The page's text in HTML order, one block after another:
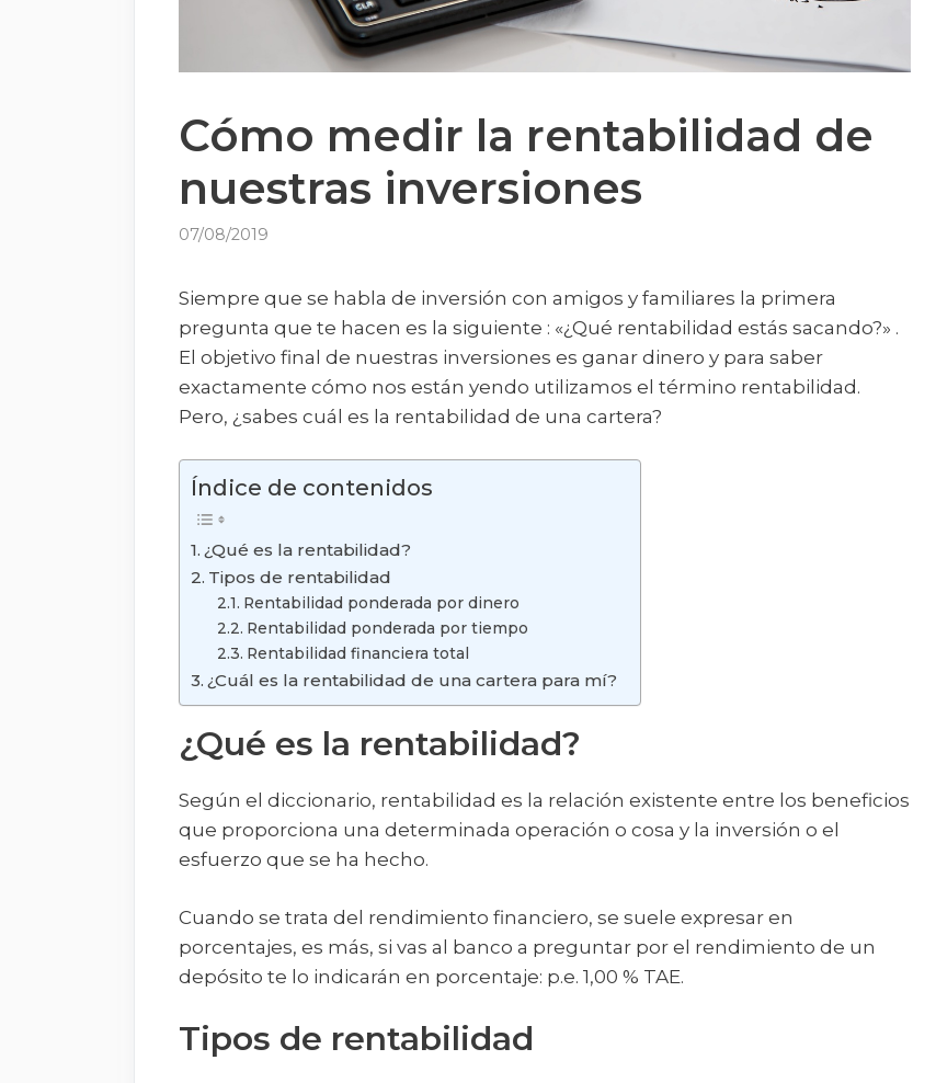
Cómo medir la rentabilidad de
nuestras inversiones
07/08/2019
Siempre que se habla de inversión con amigos y familiares la primera
pregunta que te hacen es la siguiente : «¿Qué rentabilidad estás sacando?» .
El objetivo final de nuestras inversiones es ganar dinero y para saber
exactamente cómo nos están yendo utilizamos el término rentabilidad.
Pero, ¿sabes cuál es la rentabilidad de una cartera?
Índice de contenidos
¿Qué es la rentabilidad?
Tipos de rentabilidad
Rentabilidad ponderada por dinero
Rentabilidad ponderada por tiempo
Rentabilidad financiera total
¿Cuál es la rentabilidad de una cartera para mí?
¿Qué es la rentabilidad?
Según el diccionario, rentabilidad es la relación existente entre los beneficios
que proporciona una determinada operación o cosa y la inversión o el
esfuerzo que se ha hecho.
Cuando se trata del rendimiento financiero, se suele expresar en
porcentajes, es más, si vas al banco a preguntar por el rendimiento de un
depósito te lo indicarán en porcentaje: p.e. 1,00 % TAE.
Tipos de rentabilidad